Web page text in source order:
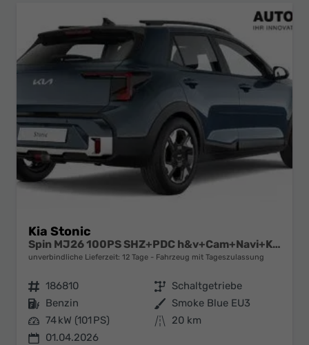
Kia Stonic
Spin MJ26 100PS SHZ+PDC h&v+Cam+Navi+Klima
unverbindliche Lieferzeit: 12 Tage Fahrzeug mit Tageszulassung
Fahrzeugnr. 186810 Getriebe Schaltgetriebe
Kraftstoff Benzin Außenfarbe Smoke Blue EU3
Leistung 74 kW (101 PS) Kilometerstand
20 km
01.04.2026